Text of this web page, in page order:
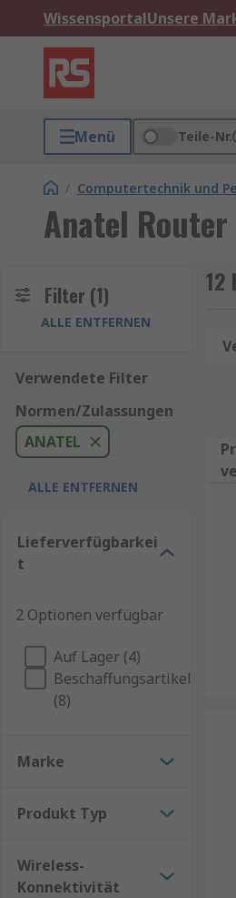
WissensportalUnsere
Menü Teile-Nr.
/ Computertechnik und
Anatel Router
Filter (1)
ALLE ENTFERNEN
Verwendete Filter
Normen/Zulassungen
ANATEL
ALLE ENTFERNEN
Lieferverfügbarkei
t
2 Optionen verfügbar
Auf Lager (4)
Beschaffungsartikel
(8)
Marke
Produkt Typ
Wireless-
Konnektivität
12